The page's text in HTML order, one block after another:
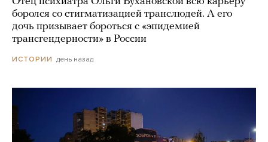
боролся со стигматизацией транслюдей. А его
дочь призывает бороться с «эпидемией
трансгендерности» в России
ИСТОРИИ день назад